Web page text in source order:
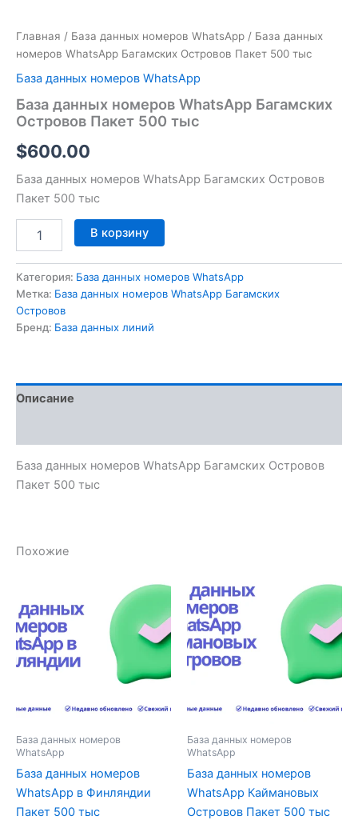
Главная / База данных номеров WhatsApp / База данных
номеров WhatsApp Багамских Островов Пакет 500 тыс
База данных номеров WhatsApp
База данных номеров WhatsApp Багамских
Островов Пакет 500 тыс
$600.00
База данных номеров WhatsApp Багамских Островов
Пакет 500 тыс
В корзину
Категория: База данных номеров WhatsApp
Метка: База данных номеров WhatsApp Багамских
Островов
Бренд: База данных линий
Описание
База данных номеров WhatsApp Багамских Островов
Пакет 500 тыс
Похожие
База данных номеров
WhatsApp
База данных номеров
WhatsApp в Финляндии
Пакет 500 тыс
База данных номеров
WhatsApp
База данных номеров
WhatsApp Каймановых
Островов Пакет 500 тыс